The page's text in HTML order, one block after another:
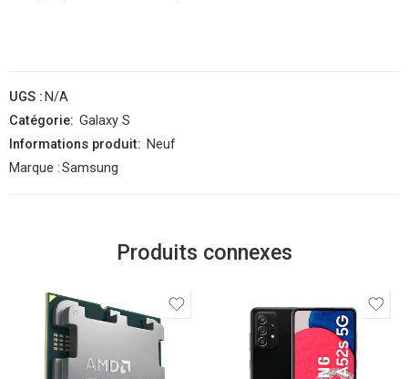
UGS : N/A
Catégorie: Galaxy S
Informations produit: Neuf
Marque :Samsung
Produits connexes